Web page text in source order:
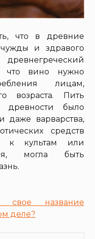
что в древние
и здравого
что вино нужно
лицам,
возраста. Пить
древности было
даже варварства,
средств
к культам или
могла быть
свое название
деле?